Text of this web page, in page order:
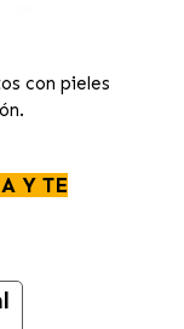
con pieles
alba
casos de
Y TE